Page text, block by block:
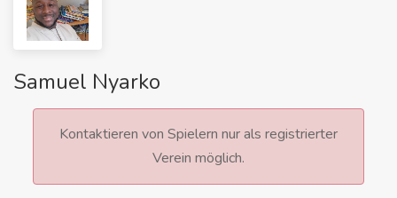
Samuel Nyarko
Kontaktieren von Spielern nur als registrierter
Verein möglich.